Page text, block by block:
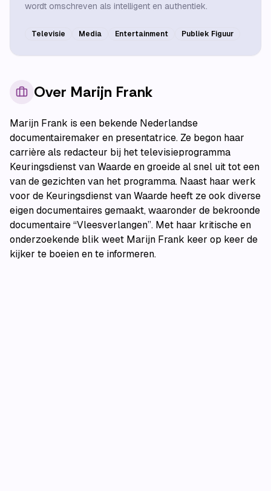
wordt omschreven als intelligent en authentiek.
Televisie Media Entertainment Publiek Figuur
Over Marijn Frank
Marijn Frank is een bekende Nederlandse
documentairemaker en presentatrice. Ze begon haar
carrière als redacteur bij het televisieprogramma
Keuringsdienst van Waarde en groeide al snel uit tot een
van de gezichten van het programma. Naast haar werk
voor de Keuringsdienst van Waarde heeft ze ook diverse
eigen documentaires gemaakt, waaronder de bekroonde
documentaire “Vleesverlangen”. Met haar kritische en
onderzoekende blik weet Marijn Frank keer op keer de
kijker te boeien en te informeren.